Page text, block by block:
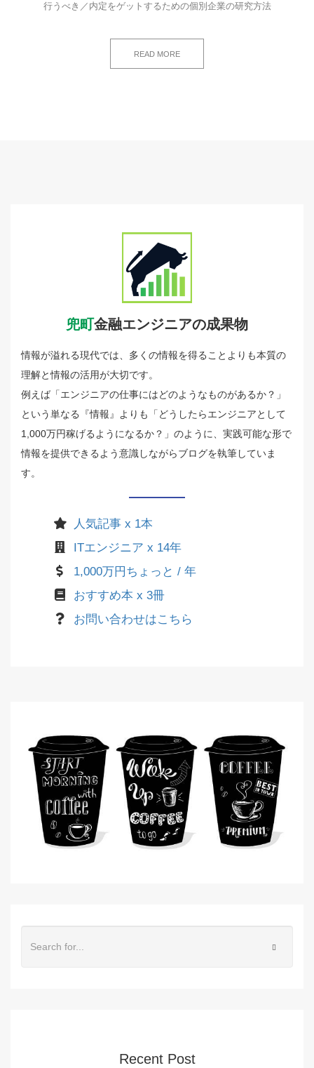
行うべき／内定をゲットするための個別企業の研究方法
READ MORE
兜町金融エンジニアの成果物
情報が溢れる現代では、多くの情報を得ることよりも本質の
理解と情報の活用が大切です。
例えば「エンジニアの仕事にはどのようなものがあるか？」
という単なる『情報』よりも「どうしたらエンジニアとして
1,000万円稼げるようになるか？」のように、実践可能な形で
情報を提供できるよう意識しながらブログを執筆していま
す。
人気記事 x 1本
ITエンジニア x 14年
1,000万円ちょっと / 年
おすすめ本 x 3冊
お問い合わせはこちら
Recent Post